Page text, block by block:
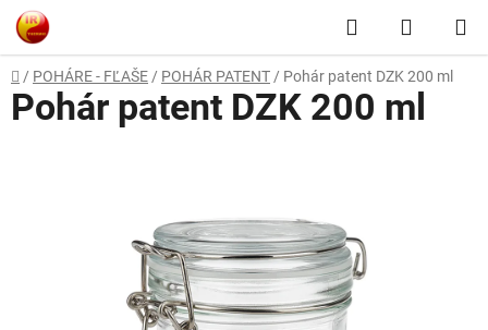
Prejsť
na
obsah
Hľadať
KOŠÍK
Domov
/ POHÁRE - FĽAŠE / POHÁR PATENT / Pohár patent DZK 200 ml
Pohár patent DZK 200 ml